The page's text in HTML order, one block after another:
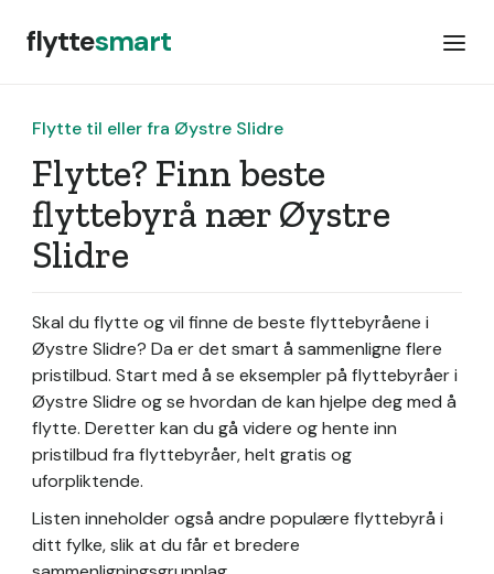
flyttesmart
Flytte til eller fra Øystre Slidre
Flytte? Finn beste
flyttebyrå nær Øystre
Slidre
Skal du flytte og vil finne de beste flyttebyråene i
Øystre Slidre? Da er det smart å sammenligne flere
pristilbud. Start med å se eksempler på flyttebyråer i
Øystre Slidre og se hvordan de kan hjelpe deg med å
flytte. Deretter kan du gå videre og hente inn
pristilbud fra flyttebyråer, helt gratis og
uforpliktende.
Listen inneholder også andre populære flyttebyrå i
ditt fylke, slik at du får et bredere